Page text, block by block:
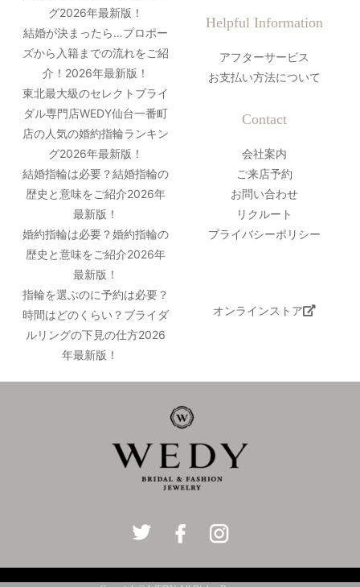
グ2026年最新版！
結婚が決まったら…プロポー
ズから入籍までの流れをご紹
介！2026年最新版！
東北最大級のセレクトブライ
ダル専門店WEDY仙台一番町
店の人気の婚約指輪ランキン
グ2026年最新版！
結婚指輪は必要？結婚指輪の
歴史と意味をご紹介2026年
最新版！
婚約指輪は必要？婚約指輪の
歴史と意味をご紹介2026年
最新版！
指輪を選ぶのに予約は必要？
時間はどのくらい？ブライダ
ルリングの下見の仕方2026
年最新版！
Helpful Information
アフターサービス
お支払い方法について
Contact
会社案内
ご来店予約
お問い合わせ
リクルート
プライバシーポリシー
オンラインストア